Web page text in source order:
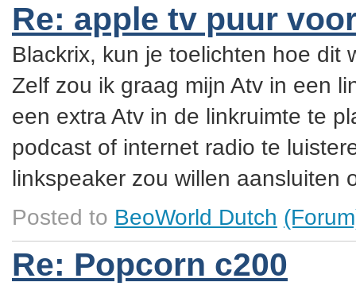
Re: apple tv puur
Blackrix, kun je toelichten hoe dit
Zelf zou ik graag mijn Atv in een
een extra Atv in de linkruimte te
podcast of internet radio te
linkspeaker zou willen aansluiten
Posted to BeoWorld Dutch
Re: Popcorn c200